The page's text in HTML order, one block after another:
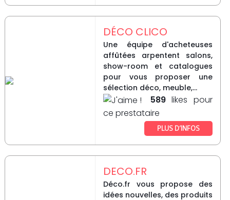
DÉCO CLICO
Une équipe d'acheteuses
affûtées arpentent salons,
show-room et catalogues
pour vous proposer une
sélection déco, meuble,...
589likes pour
ce prestataire
PLUS D’INFOS
DECO.FR
Déco.fr vous propose des
idées nouvelles, des produits